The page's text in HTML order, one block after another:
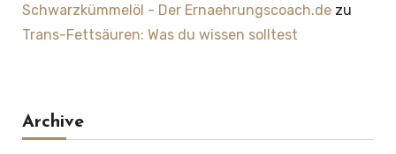
Schwarzkümmelöl - Der Ernaehrungscoach.dezu
Trans-Fettsäuren: Was du wissen solltest
Archive